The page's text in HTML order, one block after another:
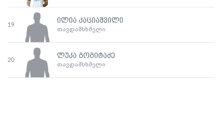
19
ილია კაციაშვილი
თავდამსხმელი
20
ლუკა გოგიტაძე
თავდამსხმელი